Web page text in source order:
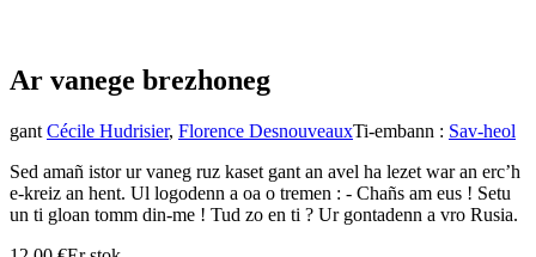
Ar vanege brezhoneg
gant Cécile Hudrisier, Florence DesnouveauxTi-embann : Sav-heol
Sed amañ istor ur vaneg ruz kaset gant an avel ha lezet war an erc’h
e-kreiz an hent. Ul logodenn a oa o tremen : - Chañs am eus ! Setu
un ti gloan tomm din-me ! Tud zo en ti ? Ur gontadenn a vro Rusia.